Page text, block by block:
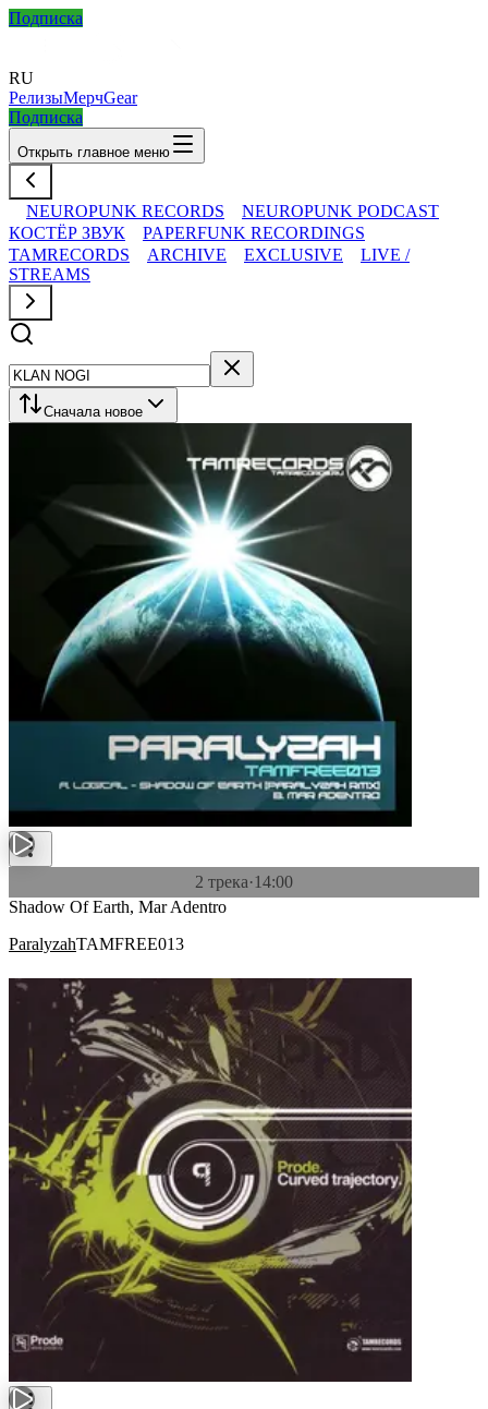
Подписка
RU
РелизыМерчGear
Подписка
Открыть главное меню
NEUROPUNK RECORDS
NEUROPUNK PODCAST
КОСТЁР ЗВУК
PAPERFUNK RECORDINGS
TAMRECORDS
ARCHIVE EXCLUSIVE
LIVE /
STREAMS
Сначала новое
2 трека·14:00
Shadow Of Earth, Mar Adentro
ParalyzahTAMFREE013